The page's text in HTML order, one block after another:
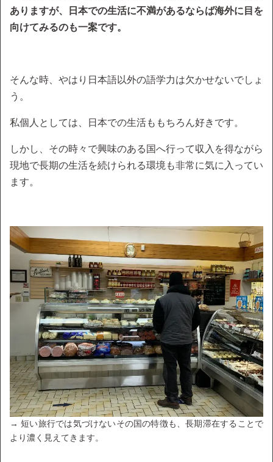
ありますが、日本での生活に不満があるならば海外に目を
向けてみるのも一案です。
そんな時、やはり日本語以外の語学力は欠かせないでしょ
う。
私個人としては、日本での生活ももちろん好きです。
しかし、その時々で興味のある国へ行って収入を得ながら
現地で長期の生活を続けられる環境も非常に気に入ってい
ます。
→ 短い旅行では気づけないその国の特徴も、長期滞在することで
より濃く見えてきます。